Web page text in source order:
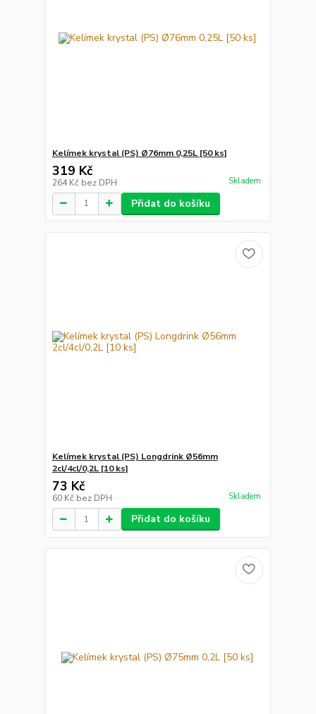
Kelímek krystal (PS) Ø76mm 0,25L [50 ks]
319 Kč
264 Kč bez DPH Skladem
Přidat do košíku
Kelímek krystal (PS) Longdrink Ø56mm
2cl/4cl/0,2L [10 ks]
73 Kč
60 Kč bez DPH Skladem
Přidat do košíku